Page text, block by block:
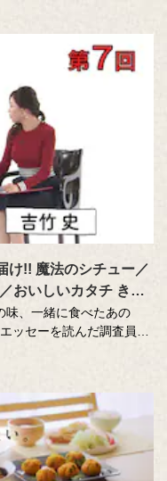
け!! 魔法のシチュー／
おいしいカタチ きか
味、一緒に食べたあの
ッセーを読んだ調査員
の味を再現！取材ロケ